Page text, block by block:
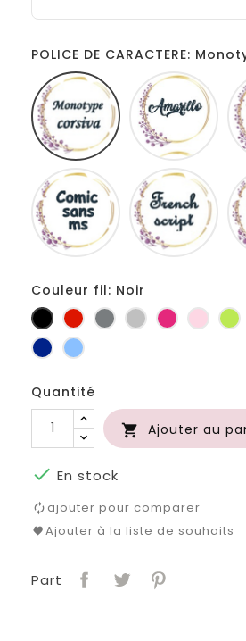
POLICE DE CARACTERE:
Monotype
corsiva
Comic
sans
ms
Couleur fil: Noir
Noir RougeGris
foncé
Gris
clair
Fuchsia
Rose
MarineBleu
Quantité
 Ajouter au
 En stock
ajouter pour comparer
Ajouter à la liste de souhaits
Part